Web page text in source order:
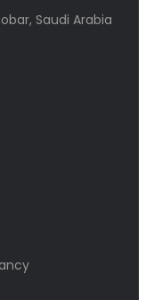
Saudi Arabia